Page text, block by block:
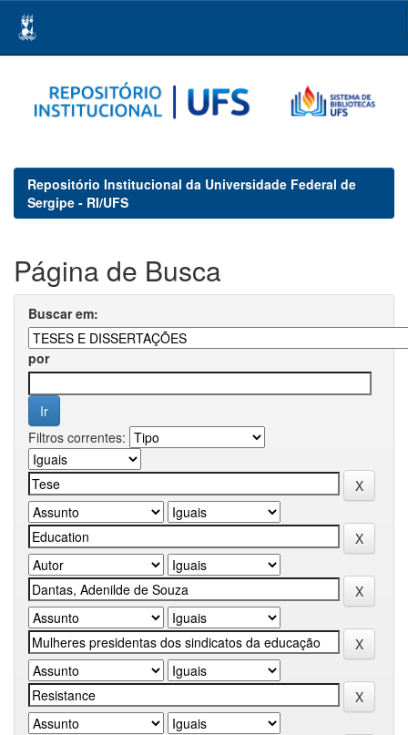
navigation
Repositório Institucional da Universidade Federal de
Sergipe - RI/UFS
Página de Busca
Buscar em:
por
Filtros correntes: